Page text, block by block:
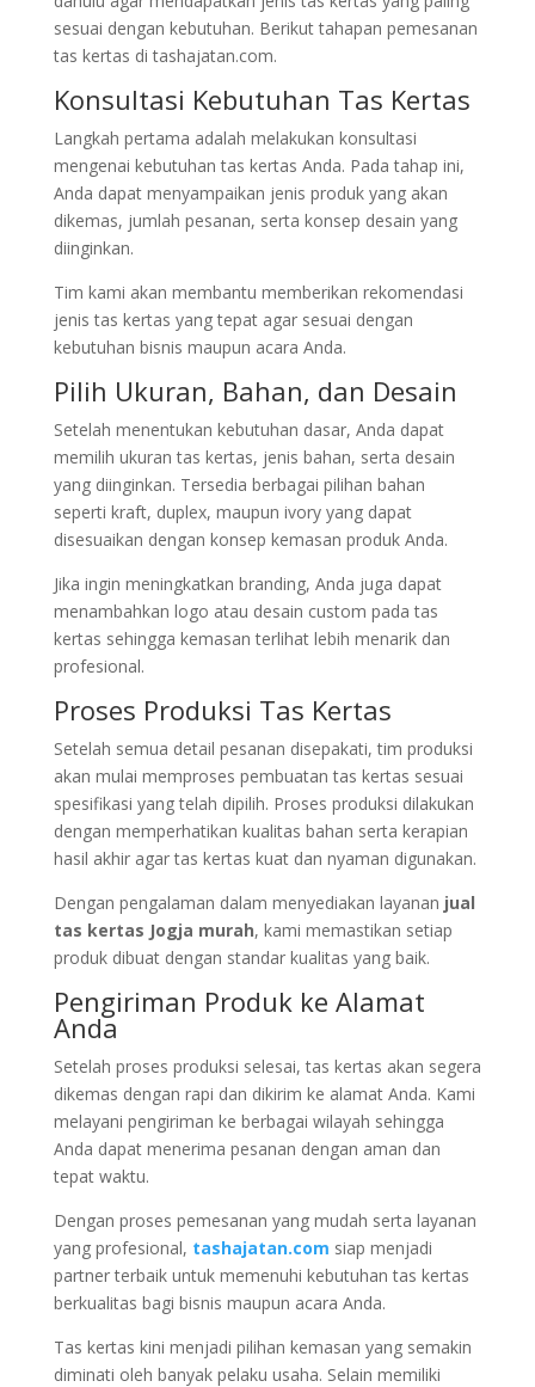
sesuai dengan kebutuhan. Berikut tahapan pemesanan
tas kertas di tashajatan.com.
Konsultasi Kebutuhan Tas Kertas
Langkah pertama adalah melakukan konsultasi
mengenai kebutuhan tas kertas Anda. Pada tahap ini,
Anda dapat menyampaikan jenis produk yang akan
dikemas, jumlah pesanan, serta konsep desain yang
diinginkan.
Tim kami akan membantu memberikan rekomendasi
jenis tas kertas yang tepat agar sesuai dengan
kebutuhan bisnis maupun acara Anda.
Pilih Ukuran, Bahan, dan Desain
Setelah menentukan kebutuhan dasar, Anda dapat
memilih ukuran tas kertas, jenis bahan, serta desain
yang diinginkan. Tersedia berbagai pilihan bahan
seperti kraft, duplex, maupun ivory yang dapat
disesuaikan dengan konsep kemasan produk Anda.
Jika ingin meningkatkan branding, Anda juga dapat
menambahkan logo atau desain custom pada tas
kertas sehingga kemasan terlihat lebih menarik dan
profesional.
Proses Produksi Tas Kertas
Setelah semua detail pesanan disepakati, tim produksi
akan mulai memproses pembuatan tas kertas sesuai
spesifikasi yang telah dipilih. Proses produksi dilakukan
dengan memperhatikan kualitas bahan serta kerapian
hasil akhir agar tas kertas kuat dan nyaman digunakan.
Dengan pengalaman dalam menyediakan layanan jual
tas kertas Jogja murah, kami memastikan setiap
produk dibuat dengan standar kualitas yang baik.
Pengiriman Produk ke Alamat
Anda
Setelah proses produksi selesai, tas kertas akan segera
dikemas dengan rapi dan dikirim ke alamat Anda. Kami
melayani pengiriman ke berbagai wilayah sehingga
Anda dapat menerima pesanan dengan aman dan
tepat waktu.
Dengan proses pemesanan yang mudah serta layanan
yang profesional, tashajatan.com siap menjadi
partner terbaik untuk memenuhi kebutuhan tas kertas
berkualitas bagi bisnis maupun acara Anda.
Tas kertas kini menjadi pilihan kemasan yang semakin
diminati oleh banyak pelaku usaha. Selain memiliki